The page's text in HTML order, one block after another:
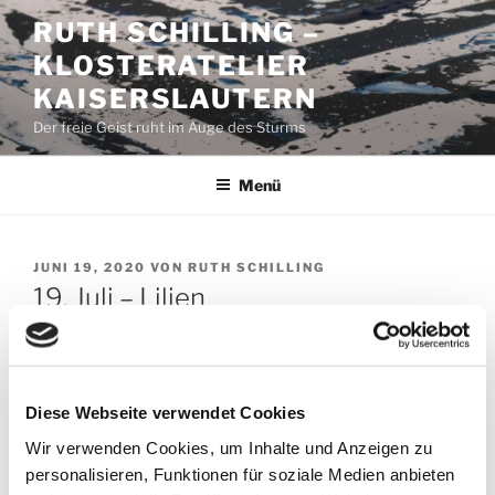
Diese Webseite verwendet Cookies
Wir verwenden Cookies, um Inhalte und Anzeigen zu
personalisieren, Funktionen für soziale Medien anbieten
Zum
Inhalt
springen
RUTH SCHILLING –
KLOSTERATELIER
KAISERSLAUTERN
Der freie Geist ruht im Auge des Sturms
Menü
VERÖFFENTLICHT
AM
JUNI 19, 2020 VON RUTH SCHILLING
19. Juli – Lilien
Lilien – grün und weiß. Wachsen wo? In der Nähe von
meisten Blumen, Pflanzen, Obstsorten nur aus
gerückt. Weiße Lilie – Trauerblume.